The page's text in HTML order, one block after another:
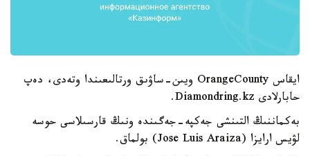
ايقاس OrangeCounty ويىن-ساۋىق ورتالىعىندا وتەدى، دەپ
حابارلادى Diamondring.kz.
بەكماننىڭ التىنشى جەكپە-جەگىندە ونىڭ قارسىلاسى حوسە
لۋيس ارايزا (Jose Luis Araiza) بولماق.